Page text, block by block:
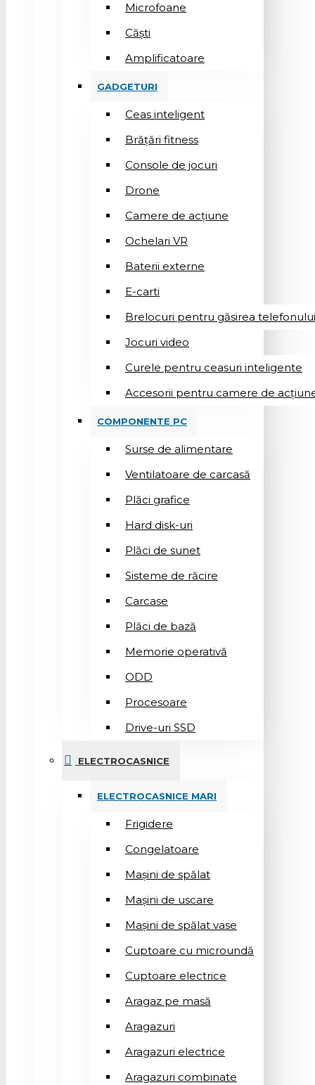
Microfoane
Căşti
Amplificatoare
GADGETURI
Ceas inteligent
Brățări fitness
Console de jocuri
Drone
Camere de acțiune
Ochelari VR
Baterii externe
E-carti
Brelocuri pentru găsirea telefonului
Jocuri video
Curele pentru ceasuri inteligente
Accesorii pentru camere de
COMPONENTE PC
Surse de alimentare
Ventilatoare de carcasă
Plăci grafice
Hard disk-uri
Plăci de sunet
Sisteme de răcire
Carcase
Plăci de bază
Memorie operativă
ODD
Procesoare
Drive-uri SSD
ELECTROCASNICE
ELECTROCASNICE MARI
Frigidere
Congelatoare
Mașini de spălat
Mașini de uscare
Mașini de spălat vase
Cuptoare cu microundă
Cuptoare electrice
Aragaz pe masă
Aragazuri
Aragazuri electrice
Aragazuri combinate